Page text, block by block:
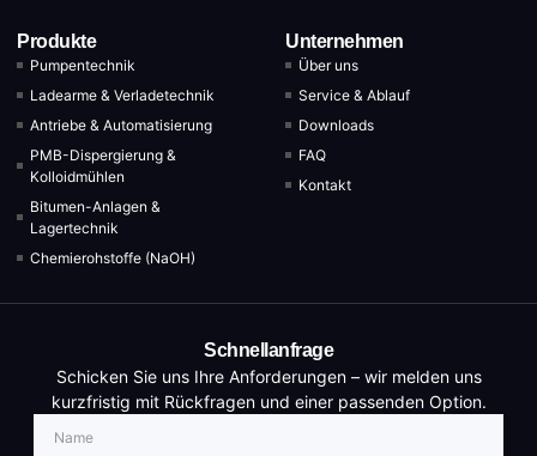
Produkte
Pumpentechnik
Ladearme & Verladetechnik
Antriebe & Automatisierung
PMB-Dispergierung &
Kolloidmühlen
Bitumen-Anlagen &
Lagertechnik
Chemierohstoffe (NaOH)
Unternehmen
Über uns
Service & Ablauf
Downloads
FAQ
Kontakt
Schnellanfrage
Schicken Sie uns Ihre Anforderungen – wir melden uns
kurzfristig mit Rückfragen und einer passenden Option.